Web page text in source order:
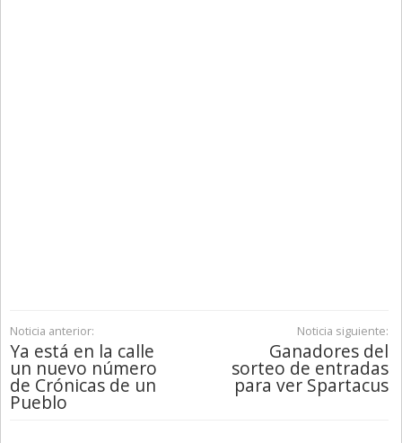
Noticia anterior:
Ya está en la calle
un nuevo número
de Crónicas de un
Pueblo
Noticia siguiente:
Ganadores del
sorteo de entradas
para ver Spartacus